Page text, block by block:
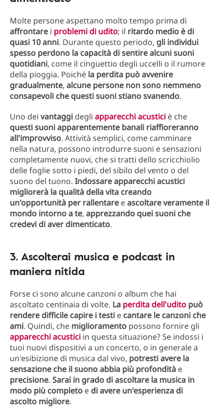
Molte persone aspettano molto tempo prima di
affrontare i problemi di udito; il ritardo medio è di
quasi 10 anni. Durante questo periodo, gli individui
spesso perdono la capacità di sentire alcuni suoni
quotidiani, come il cinguettio degli uccelli o il rumore
della pioggia. Poiché la perdita può avvenire
gradualmente, alcune persone non sono nemmeno
consapevoli che questi suoni stiano svanendo.
Uno dei vantaggi degli apparecchi acustici è che
questi suoni apparentemente banali riaffioreranno
all'improvviso. Attività semplici, come camminare
nella natura, possono introdurre suoni e sensazioni
completamente nuovi, che si tratti dello scricchiolio
delle foglie sotto i piedi, del sibilo del vento o del
suono del tuono. Indossare apparecchi acustici
migliorerà la qualità della vita creando
un'opportunità per rallentare eascoltare veramente il
mondo intorno a te, apprezzando quei suoni che
credevi di aver dimenticato.
3. Ascolterai musica e podcast in
maniera nitida
Forse ci sono alcune canzoni o album che hai
ascoltato centinaia di volte. La perdita dell'udito può
rendere difficile capire i testi e cantare le canzoni che
ami. Quindi, che miglioramento possono fornire gli
apparecchi acustici in questa situazione? Se indossi i
tuoi nuovi dispositivi a un concerto, o in generale a
un'esibizione di musica dal vivo, potresti avere la
sensazione che il suono abbia più profondità e
precisione. Sarai in grado di ascoltare la musica in
modo più completo e di avere un'esperienza di
ascolto migliore.